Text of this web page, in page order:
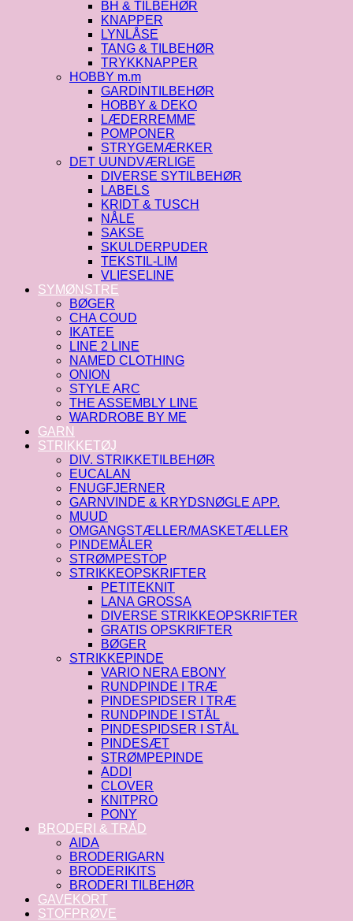
BH & TILBEHØR
KNAPPER
LYNLÅSE
TANG & TILBEHØR
TRYKKNAPPER
HOBBY m.m
GARDINTILBEHØR
HOBBY & DEKO
LÆDERREMME
POMPONER
STRYGEMÆRKER
DET UUNDVÆRLIGE
DIVERSE SYTILBEHØR
LABELS
KRIDT & TUSCH
NÅLE
SAKSE
SKULDERPUDER
TEKSTIL-LIM
VLIESELINE
SYMØNSTRE
BØGER
CHA COUD
IKATEE
LINE 2 LINE
NAMED CLOTHING
ONION
STYLE ARC
THE ASSEMBLY LINE
WARDROBE BY ME
GARN
STRIKKETØJ
DIV. STRIKKETILBEHØR
EUCALAN
FNUGFJERNER
GARNVINDE & KRYDSNØGLE APP.
MUUD
OMGANGSTÆLLER/MASKETÆLLER
PINDEMÅLER
STRØMPESTOP
STRIKKEOPSKRIFTER
PETITEKNIT
LANA GROSSA
DIVERSE STRIKKEOPSKRIFTER
GRATIS OPSKRIFTER
BØGER
STRIKKEPINDE
VARIO NERA EBONY
RUNDPINDE I TRÆ
PINDESPIDSER I TRÆ
RUNDPINDE I STÅL
PINDESPIDSER I STÅL
PINDESÆT
STRØMPEPINDE
ADDI
CLOVER
KNITPRO
PONY
BRODERI & TRÅD
AIDA
BRODERIGARN
BRODERIKITS
BRODERI TILBEHØR
GAVEKORT
STOFPRØVE